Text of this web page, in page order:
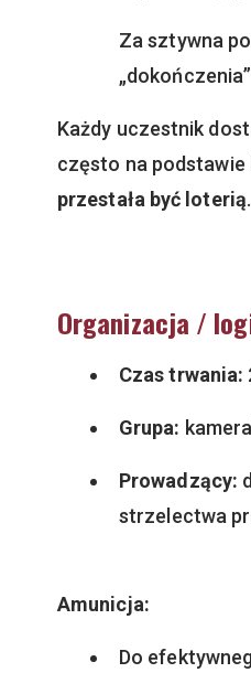
Za sztywna
Każdy uczestnik
często na
przestała być loterią.
Organizacja /
Czas trwania:
Grupa:
Prowadzący:
strzelectwa
Amunicja:
Do